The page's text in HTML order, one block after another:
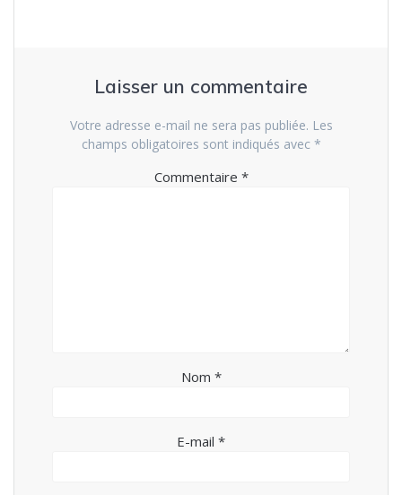
Laisser un commentaire
Votre adresse e-mail ne sera pas publiée. Les
champs obligatoires sont indiqués avec *
Commentaire *
Nom *
E-mail *